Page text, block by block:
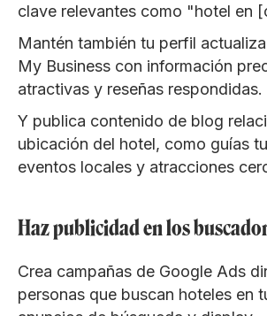
clave relevantes como "hotel en
Mantén también tu perfil
My Business con información
atractivas y reseñas respondidas.
Y publica contenido de blog
ubicación del hotel, como guías
eventos locales y atracciones
Haz publicidad en los
Crea campañas de Google Ads
personas que buscan hoteles en